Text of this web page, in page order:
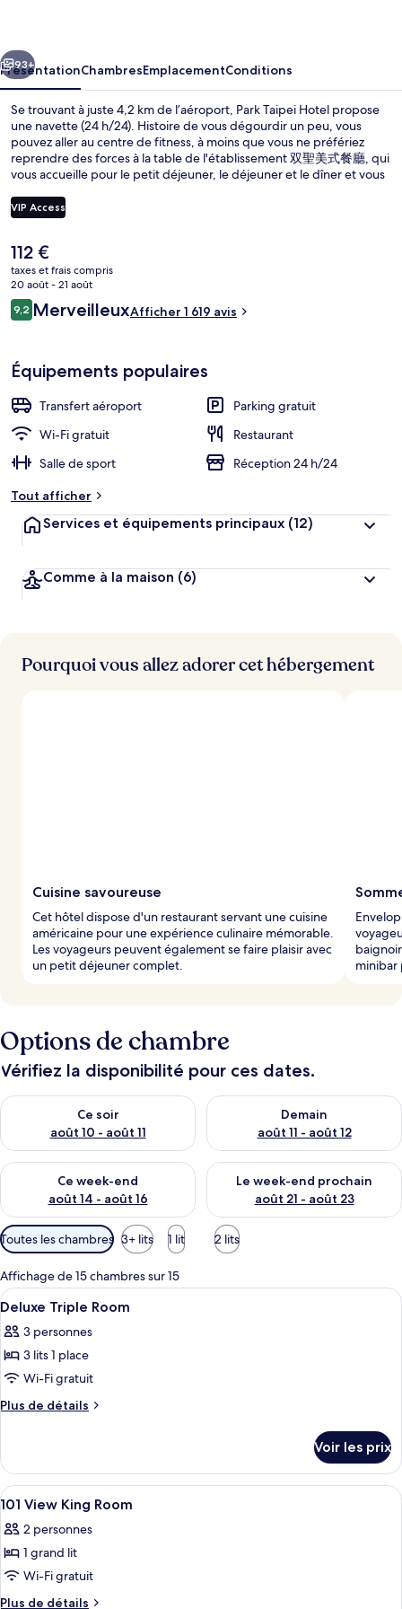
Suivant
93+
PrésentationChambresEmplacementConditions
Se trouvant à juste 4,2 km de l’aéroport, Park Taipei Hotel propose
une navette (24 h/24). Histoire de vous dégourdir un peu, vous
pouvez aller au centre de fitness, à moins que vous ne préfériez
reprendre des forces à la table de l'établissement 双聖美式餐廳, qui
vous accueille pour le petit déjeuner, le déjeuner et le dîner et vous
offerts par cet hébergement : une terrasse et un jardin. Les autres
voyageurs apprécient la proximité avec les transports publics :
Station de métro Daan Park se trouve à seulement 10 min de
marche.
VIP Access
Le
prix
actuel
est
de
112 €
taxes et frais compris
20 août - 21 août
Avis
voyageurs
9,29,2 sur 10
MerveilleuxAfficher 1 619 avis
Équipements populaires
Transfert aéroport
Parking gratuit
Wi-Fi gratuit
Restaurant
Salle de sport
Réception 24 h/24
Tout afficher
Services et équipements principaux (12)
Comme à la maison (6)
Pourquoi vous allez adorer cet hébergement
Cuisine savoureuse
Cet hôtel dispose d'un restaurant servant une cuisine
américaine pour une expérience culinaire mémorable.
Les voyageurs peuvent également se faire plaisir avec
un petit déjeuner complet.
minibar
Options de chambre
Vérifiez la disponibilité pour ces dates.
Ce soir
août 10 - août 11
Vérifier la disponibilité pour ce soir août 10 - août 11
Demain
août 11 - août 12
Vérifier la disponibilité pour
Ce week-end
août 14 - août 16
Vérifier la disponibilité pour ce week-end août 14 - août 16
Le week-end prochain
août 21 - août 23
Vérifier la disponibilité pour
Filtres
disponibles
pour
les
chambres
Toutes les chambres 3+ lits 1 lit 2 lits
Affichage de 15 chambres sur 15
Afficher
toutes
les
photos
pour
ce
chambre :
Deluxe
Triple
Room
Une chambre d’hôtel avec trois lits,
9
Deluxe Triple Room
3 personnes
3 lits 1 place
Wi-Fi gratuit
Plus de détails
Plus
le
type
de
Deluxe
Triple
Voir les prix
Afficher
toutes
les
photos
pour
ce
Une chambre d’hôtel équipée d’un
4
101 View King Room
2 personnes
1 grand lit
Wi-Fi gratuit
Plus de détails
Plus